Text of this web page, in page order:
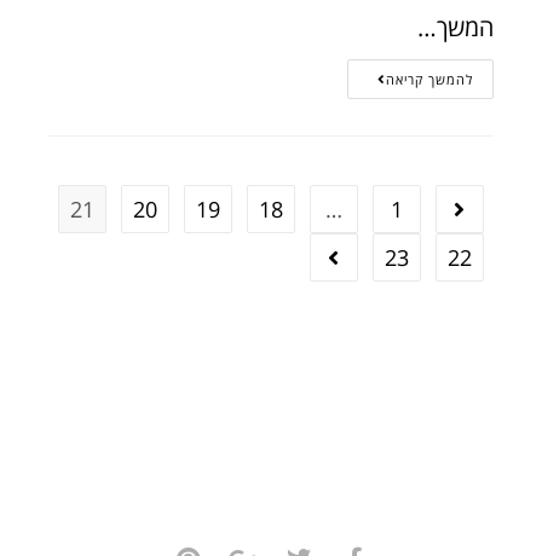
המשך…
להמשך קריאה
1
…
18
19
20
21
22
23